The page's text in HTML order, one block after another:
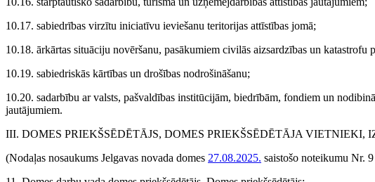
10.17. sabiedrības virzītu iniciatīvu ieviešanu teritorijas attīstības jomā;
10.18. ārkārtas situāciju novēršanu, pasākumiem civilās aizsardzības un katastrofu
10.19. sabiedriskās kārtības un drošības nodrošināšanu;
10.20. sadarbību ar valsts, pašvaldības institūcijām, biedrībām, fondiem un
jautājumiem.
III. DOMES PRIEKŠSĒDĒTĀJS, DOMES PRIEKŠSĒDĒTĀJA
(Nodaļas nosaukums Jelgavas novada domes 27.08.2025. saistošo noteikumu Nr.